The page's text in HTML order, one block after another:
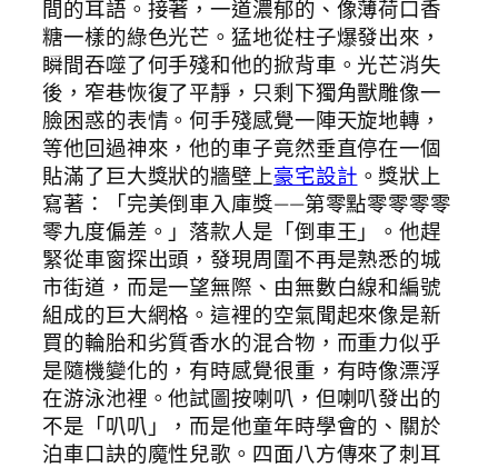
間的耳語。接著，一道濃郁的、像薄荷口香
糖一樣的綠色光芒。猛地從柱子爆發出來，
瞬間吞噬了何手殘和他的掀背車。光芒消失
後，窄巷恢復了平靜，只剩下獨角獸雕像一
臉困惑的表情。何手殘感覺一陣天旋地轉，
等他回過神來，他的車子竟然垂直停在一個
貼滿了巨大獎狀的牆壁上豪宅設計 。獎狀上
寫著：「完美倒車入庫獎——第零點零零零零
零九度偏差。」落款人是「倒車王」。他趕
緊從車窗探出頭，發現周圍不再是熟悉的城
市街道，而是一望無際、由無數白線和編號
組成的巨大網格。這裡的空氣聞起來像是新
買的輪胎和劣質香水的混合物，而重力似乎
是隨機變化的，有時感覺很重，有時像漂浮
在游泳池裡。他試圖按喇叭，但喇叭發出的
不是「叭叭」，而是他童年時學會的、關於
泊車口訣的魔性兒歌。四面八方傳來了刺耳